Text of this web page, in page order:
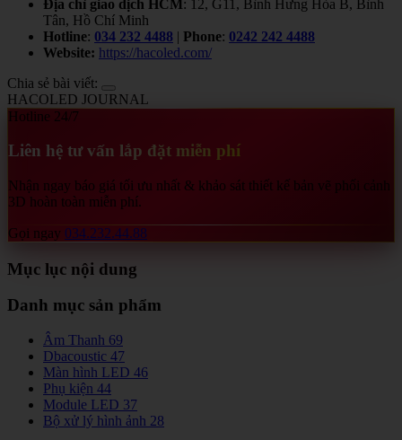
Địa chỉ giao dịch HCM : 12, G11, Bình Hưng Hòa B, Bình
Tân, Hồ Chí Minh
Hotline: 034 232 4488 | Phone: 0242 242 4488
Website: https://hacoled.com/
Chia sẻ bài viết:
HACOLED JOURNAL
Hotline 24/7
Liên hệ tư vấn lắp đặt miễn phí
Nhận ngay báo giá tối ưu nhất & khảo sát thiết kế bản vẽ phối cảnh
3D hoàn toàn miễn phí.
Gọi ngay 034.232.44.88
Mục lục nội dung
Danh mục sản phẩm
Âm Thanh 69
Dbacoustic 47
Màn hình LED 46
Phụ kiện 44
Module LED 37
Bộ xử lý hình ảnh 28